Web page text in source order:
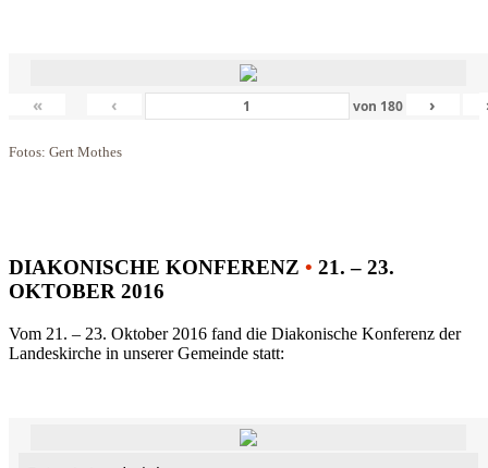
« ‹ von 180 ›
Fotos: Gert Mothes
DIAKONISCHE KONFERENZ • 21. – 23.
OKTOBER 2016
Vom 21. – 23. Oktober 2016 fand die Diakonische Konferenz der
Landeskirche in unserer Gemeinde statt: